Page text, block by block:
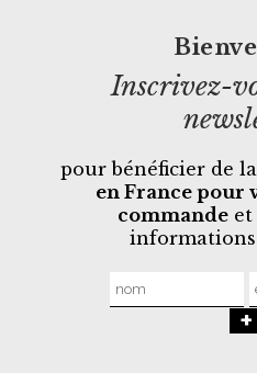
Inscrivez-
pour bénéficier de la
en France pour
commande et
informations